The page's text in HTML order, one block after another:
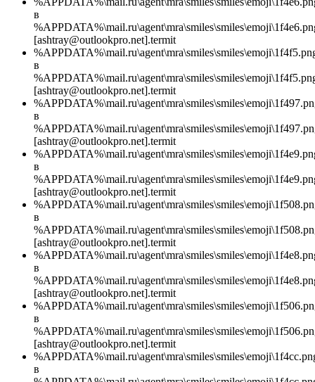
в
[ashtray@outlookpro.net].termit
в
[ashtray@outlookpro.net].termit
в
[ashtray@outlookpro.net].termit
в
[ashtray@outlookpro.net].termit
в
[ashtray@outlookpro.net].termit
в
[ashtray@outlookpro.net].termit
в
[ashtray@outlookpro.net].termit
в